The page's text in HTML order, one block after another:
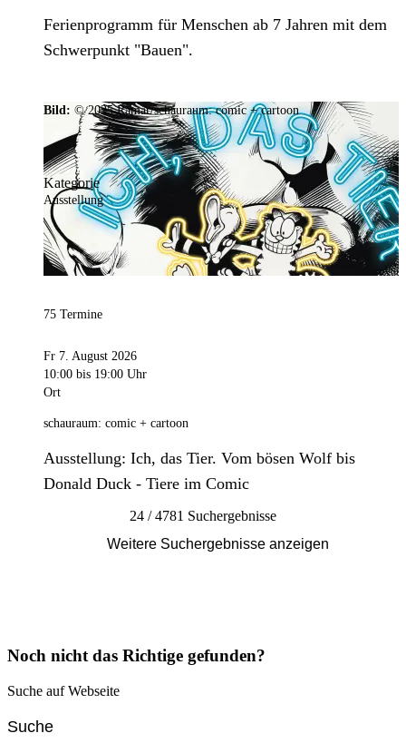
Ferienprogramm für Menschen ab 7 Jahren mit dem
Schwerpunkt "Bauen".
Bild: © 2025 Ramar/schauraum: comic + cartoon
Kategorie
Ausstellung
75 Termine
Fr 7. August 2026
10:00 bis 19:00 Uhr
Ort
schauraum: comic + cartoon
Ausstellung: Ich, das Tier. Vom bösen Wolf bis
Donald Duck - Tiere im Comic
24 / 4781 Suchergebnisse
Weitere Suchergebnisse anzeigen
Noch nicht das Richtige gefunden?
Suche auf Webseite